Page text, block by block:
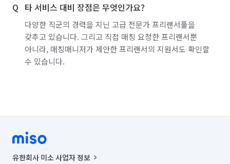
타 서비스 대비 장점은 무엇인가요?
다양한 직군의 경력을 지닌 고급 전문가 프리랜서풀을
갖추고 있습니다. 그리고 직접 매칭 요청한 프리랜서뿐
아니라, 매칭매니저가 제안한 프리랜서의 지원서도 확인할
수 있습니다.
유한회사 미소 사업자 정보